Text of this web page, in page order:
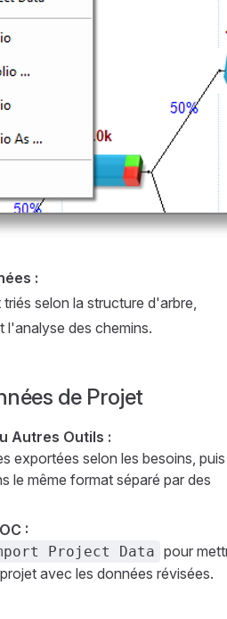
:
selon la structure d'arbre,
l'analyse des chemins.
de Projet
Autres Outils :
exportées selon les besoins, puis
le même format séparé par des
:
Project Data pour
avec les données révisées.